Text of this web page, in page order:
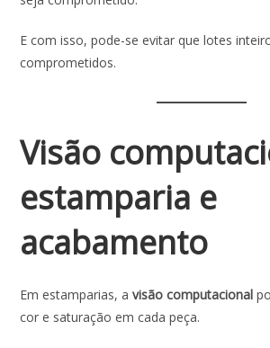
E com isso, pode-se evitar que lotes
comprometidos.
Visão
estamparia e
acabamento
Em estamparias, avisão computacional
cor e saturação em cada peça.